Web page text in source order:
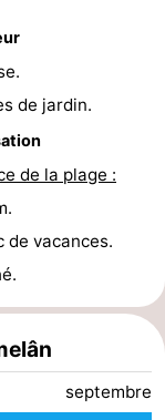
de jardin.
de la plage :
de vacances.
septembre